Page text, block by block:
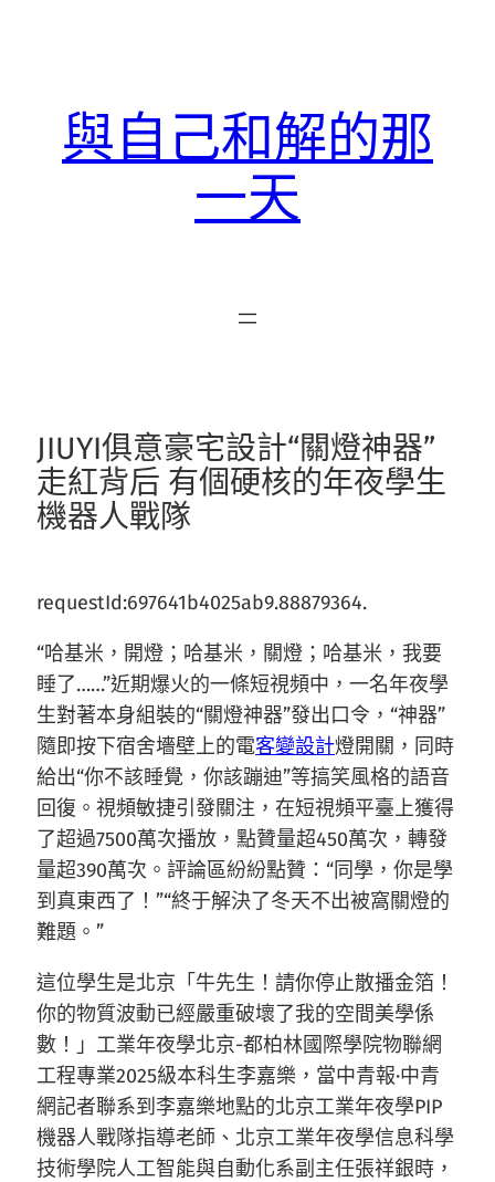
與自己和解的那
一天
JIUYI俱意豪宅設計“關燈神器”
走紅背后 有個硬核的年夜學生
機器人戰隊
requestId:697641b4025ab9.88879364.
“哈基米，開燈；哈基米，關燈；哈基米，我要
睡了……”近期爆火的一條短視頻中，一名年夜學
生對著本身組裝的“關燈神器”發出口令，“神器”
隨即按下宿舍墻壁上的電客變設計燈開關，同時
給出“你不該睡覺，你該蹦迪”等搞笑風格的語音
回復。視頻敏捷引發關注，在短視頻平臺上獲得
了超過7500萬次播放，點贊量超450萬次，轉發
量超390萬次。評論區紛紛點贊：“同學，你是學
到真東西了！”“終于解決了冬天不出被窩關燈的
難題。”
這位學生是北京「牛先生！請你停止散播金箔！
你的物質波動已經嚴重破壞了我的空間美學係
數！」工業年夜學北京-都柏林國際學院物聯網
工程專業2025級本科生李嘉樂，當中青報·中青
網記者聯系到李嘉樂地點的北京工業年夜學PIP
機器人戰隊指導老師、北京工業年夜學信息科學
技術學院人工智能與自動化系副主任張祥銀時，